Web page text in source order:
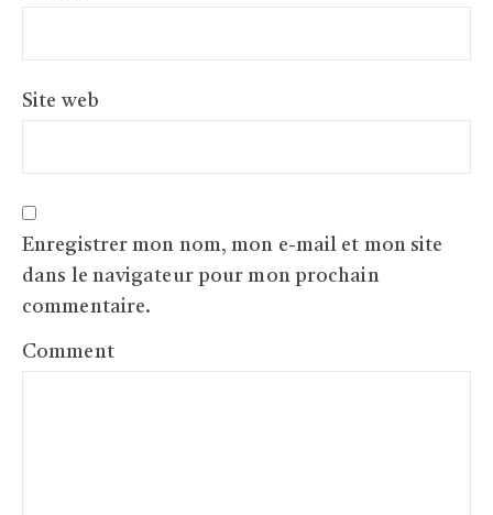
Site web
Enregistrer mon nom, mon e-mail et mon site
dans le navigateur pour mon prochain
commentaire.
Comment